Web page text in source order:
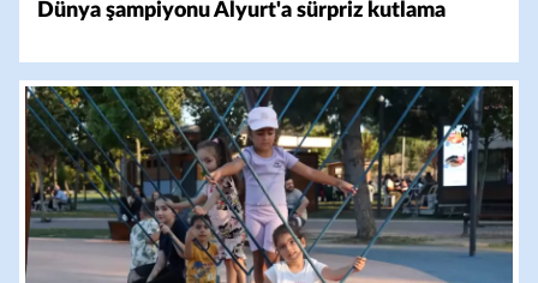
Dünya şampiyonu Alyurt'a sürpriz kutlama